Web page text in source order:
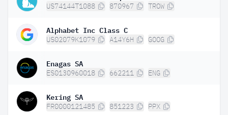
US74144T1088 870967 TROW
Alphabet Inc Class C
US02079K1079 A14Y6H GOOG
Enagas SA
ES0130960018 662211 ENG
Kering SA
FR0000121485 851223 PPX